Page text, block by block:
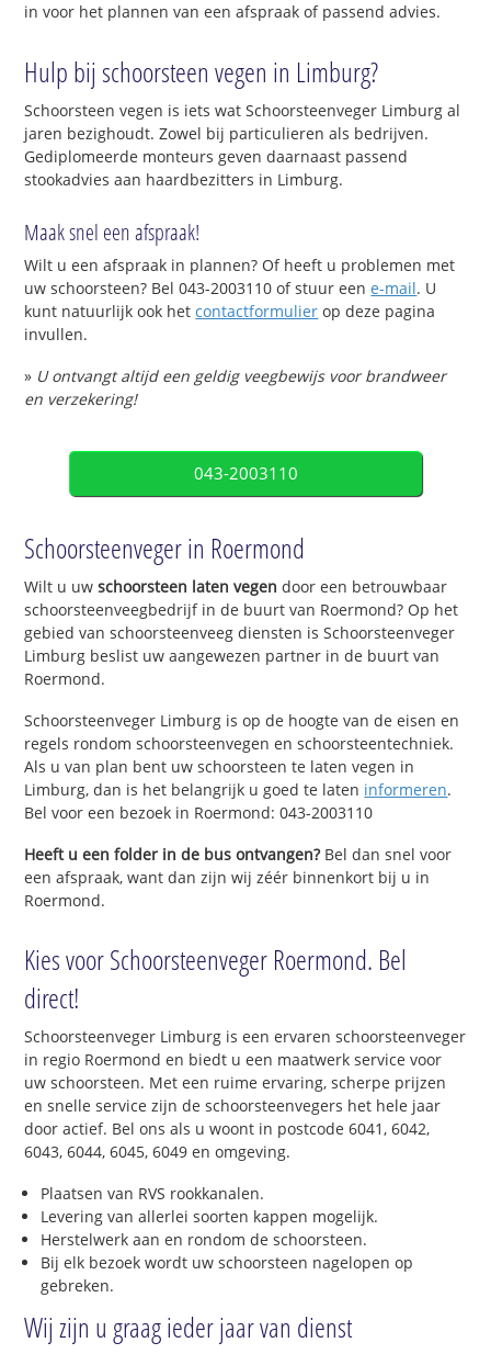
in voor het plannen van een afspraak of passend advies.
Hulp bij schoorsteen vegen in Limburg?
Schoorsteen vegen is iets wat Schoorsteenveger Limburg al
jaren bezighoudt. Zowel bij particulieren als bedrijven.
Gediplomeerde monteurs geven daarnaast passend
stookadvies aan haardbezitters in Limburg.
Maak snel een afspraak!
Wilt u een afspraak in plannen? Of heeft u problemen met
uw schoorsteen? Bel 043-2003110 of stuur eene-mail. U
kunt natuurlijk ook hetcontactformulier op deze pagina
invullen.
» U ontvangt altijd een geldig veegbewijs voor brandweer
en verzekering!
043-2003110
Schoorsteenveger in Roermond
Wilt u uwschoorsteen laten vegen door een betrouwbaar
schoorsteenveegbedrijf in de buurt van Roermond? Op het
gebied van schoorsteenveeg diensten is Schoorsteenveger
Limburg beslist uw aangewezen partner in de buurt van
Roermond.
Schoorsteenveger Limburg is op de hoogte van de eisen en
regels rondom schoorsteenvegen en schoorsteentechniek.
Als u van plan bent uw schoorsteen te laten vegen in
Limburg, dan is het belangrijk u goed te laten informeren.
Bel voor een bezoek in Roermond: 043-2003110
Heeft u een folder in de bus ontvangen?Bel dan snel voor
een afspraak, want dan zijn wij zéér binnenkort bij u in
Roermond.
Kies voor Schoorsteenveger Roermond. Bel
direct!
Schoorsteenveger Limburg is een ervaren schoorsteenveger
in regio Roermond en biedt u een maatwerk service voor
uw schoorsteen. Met een ruime ervaring, scherpe prijzen
en snelle service zijn de schoorsteenvegers het hele jaar
door actief. Bel ons als u woont in postcode 6041, 6042,
6043, 6044, 6045, 6049 en omgeving.
Plaatsen van RVS rookkanalen.
Levering van allerlei soorten kappen mogelijk.
Herstelwerk aan en rondom de schoorsteen.
Bij elk bezoek wordt uw schoorsteen nagelopen op
gebreken.
Wij zijn u graag ieder jaar van dienst